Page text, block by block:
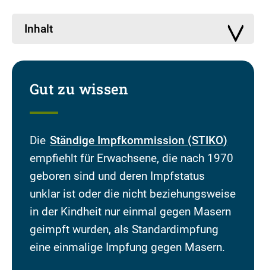
Inhalt
Gut zu wissen
Die Ständige Impfkommission (STIKO)
empfiehlt für Erwachsene, die nach 1970
geboren sind und deren Impfstatus
unklar ist oder die nicht beziehungsweise
in der Kindheit nur einmal gegen Masern
geimpft wurden, als Standardimpfung
eine einmalige Impfung gegen Masern.